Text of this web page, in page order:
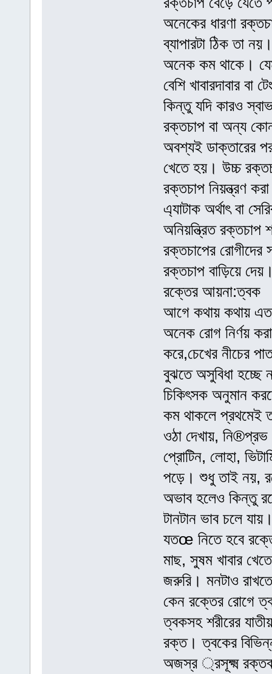
অনেকের ধারণা
ব্যাপারটা ঠিক তা
অনেক কম থাকে।
বেশি খাবারদাবার
কিন্তু যদি কারও
রক্তচাপ বা অন্য
অবশ্যই ডাক্তারের
খেতে হয়। উচ্চ
রক্তচাপ নিয়ন্ত্রণ
এ্যাটাক অর্থাৎ বা
অনিয়ন্ত্রিত রক্তচাপ
রক্তচাপের
রক্তচাপ বাড়িয়ে
রক্তের আয়না:ত্বক
আগে কথায় কথায় এত
অনেক রোগ নির্ণয়
করে,চেখের নীচের
বুঝতে অসুবিধা হচ্ছে
চিকিৎসক অনুমান
কম থাকলে প্রথমেই
ওঠা দেখায়,
প্রোটিন, লোহা,
পড়ে। শুধু তাই নয়,
অভাব হলেও কিন্তু
টানটান ভাব চলে
যতœ নিতে হবে
মাছ, সুষম খাবার
জরুরি। মনটাও
কেন রক্তের রোগে
ত্বকসহ শরীরের
রক্ত। ত্বকের
অজস্র ্রসূক্ষ্ম